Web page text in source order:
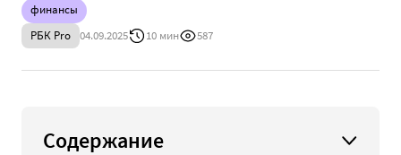
финансы
РБК Pro 04.09.2025 10 мин 587
Содержание